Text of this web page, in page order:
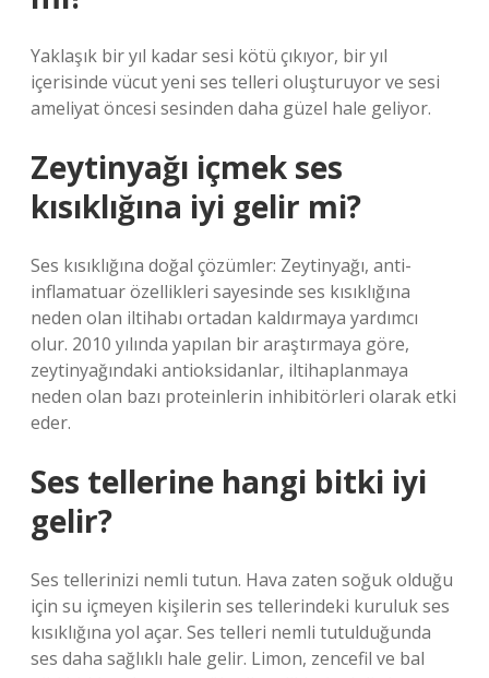
Yaklaşık bir yıl kadar sesi kötü çıkıyor, bir yıl
içerisinde vücut yeni ses telleri oluşturuyor ve sesi
ameliyat öncesi sesinden daha güzel hale geliyor.
Zeytinyağı içmek ses
kısıklığına iyi gelir mi?
Ses kısıklığına doğal çözümler: Zeytinyağı, anti-
inflamatuar özellikleri sayesinde ses kısıklığına
neden olan iltihabı ortadan kaldırmaya yardımcı
olur. 2010 yılında yapılan bir araştırmaya göre,
zeytinyağındaki antioksidanlar, iltihaplanmaya
neden olan bazı proteinlerin inhibitörleri olarak etki
eder.
Ses tellerine hangi bitki iyi
gelir?
Ses tellerinizi nemli tutun. Hava zaten soğuk olduğu
için su içmeyen kişilerin ses tellerindeki kuruluk ses
kısıklığına yol açar. Ses telleri nemli tutulduğunda
ses daha sağlıklı hale gelir. Limon, zencefil ve bal